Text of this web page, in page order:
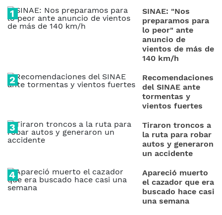
SINAE: "Nos
preparamos para
lo peor" ante
anuncio de
vientos de más de
140 km/h
Recomendaciones
del SINAE ante
tormentas y
vientos fuertes
Tiraron troncos a
la ruta para robar
autos y generaron
un accidente
Apareció muerto
el cazador que era
buscado hace casi
una semana